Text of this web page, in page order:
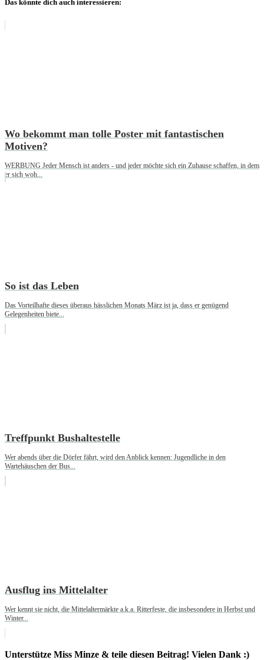
Das könnte dich auch interessieren:
Wo bekommt man tolle Poster mit fantastischen
Motiven?
WERBUNG Jeder Mensch ist anders - und jeder möchte sich ein Zuhause schaffen, in dem
er sich woh...
So ist das Leben
Das Vorteilhafte dieses überaus hässlichen Monats März ist ja, dass er genügend
Gelegenheiten biete...
Treffpunkt Bushaltestelle
Wer abends über die Dörfer fährt, wird den Anblick kennen: Jugendliche in den
Wartehäuschen der Bus...
Ausflug ins Mittelalter
Wer kennt sie nicht, die Mittelaltermärkte a.k.a. Ritterfeste, die insbesondere in Herbst und
Winter...
Unterstütze Miss Minze & teile diesen Beitrag! Vielen Dank :)